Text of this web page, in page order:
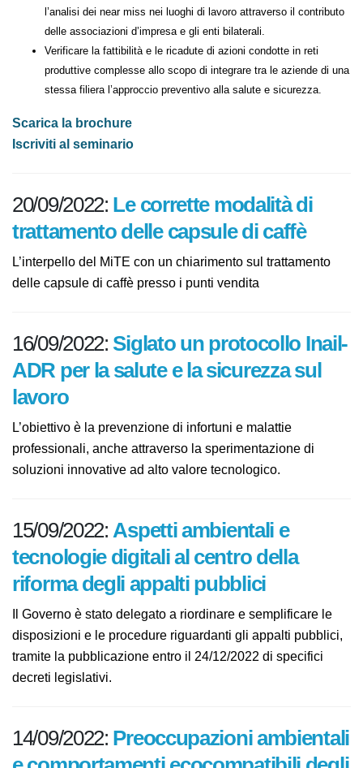
l’analisi dei near miss nei luoghi di lavoro attraverso il contributo
delle associazioni d’impresa e gli enti bilaterali.
Verificare la fattibilità e le ricadute di azioni condotte in reti
produttive complesse allo scopo di integrare tra le aziende di una
stessa filiera l’approccio preventivo alla salute e sicurezza.
Scarica la brochure
Iscriviti al seminario
20/09/2022: Le corrette modalità di
trattamento delle capsule di caffè
L’interpello del MiTE con un chiarimento sul trattamento
delle capsule di caffè presso i punti vendita
16/09/2022: Siglato un protocollo Inail-
ADR per la salute e la sicurezza sul
lavoro
L’obiettivo è la prevenzione di infortuni e malattie
professionali, anche attraverso la sperimentazione di
soluzioni innovative ad alto valore tecnologico.
15/09/2022:Aspetti ambientali e
tecnologie digitali al centro della
riforma degli appalti pubblici
Il Governo è stato delegato a riordinare e semplificare le
disposizioni e le procedure riguardanti gli appalti pubblici,
tramite la pubblicazione entro il 24/12/2022 di specifici
decreti legislativi.
14/09/2022: Preoccupazioni ambientali